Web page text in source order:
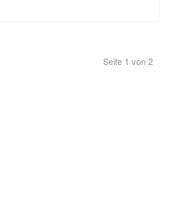
Seite 1 von 2